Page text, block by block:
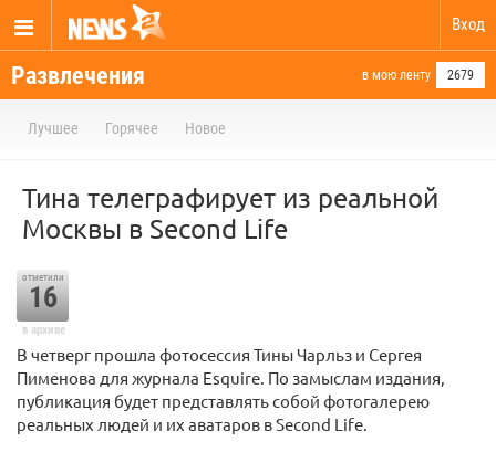
Вход
Развлечения в мою ленту 2679
Лучшее Горячее Новое
Тина телеграфирует из реальной
Москвы в Second Life
отметили
16
в архиве
В четверг прошла фотосессия Тины Чарльз и Сергея
Пименова для журнала Esquire. По замыслам издания,
публикация будет представлять собой фотогалерею
реальных людей и их аватаров в Second Life.